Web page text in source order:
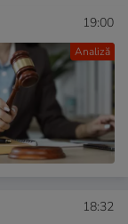
Analiză
19:00
18:32